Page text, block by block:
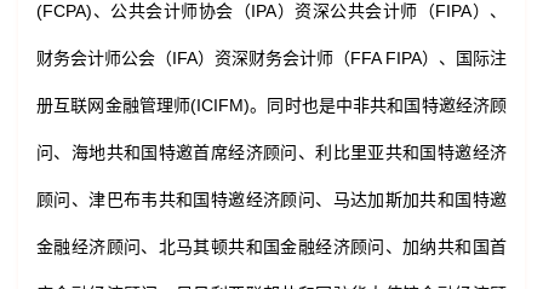
(FCPA)、公共会计师协会（IPA）资深公共会计师（FIPA）、
财务会计师公会（IFA）资深财务会计师（FFA FIPA）、国际注
册互联网金融管理师(ICIFM)。同时也是中非共和国特邀经济顾
问、海地共和国特邀首席经济顾问、利比里亚共和国特邀经济
顾问、津巴布韦共和国特邀经济顾问、马达加斯加共和国特邀
金融经济顾问、北马其顿共和国金融经济顾问、加纳共和国首